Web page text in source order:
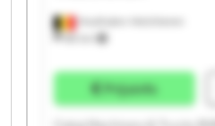
Houthalen-Helchteren
88 km
Prijsinfo